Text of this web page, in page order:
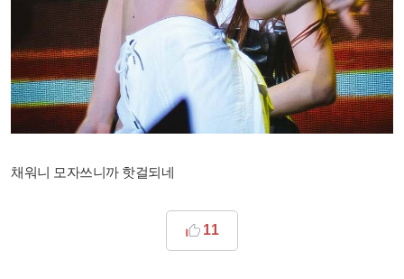
채워니 모자쓰니까 핫걸되네
11